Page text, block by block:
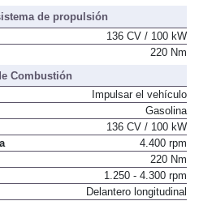
de propulsión
136 CV / 100 kW
220 Nm
Combustión
Impulsar el vehículo
Gasolina
136 CV / 100 kW
4.400 rpm
220 Nm
1.250 - 4.300 rpm
Delantero longitudinal